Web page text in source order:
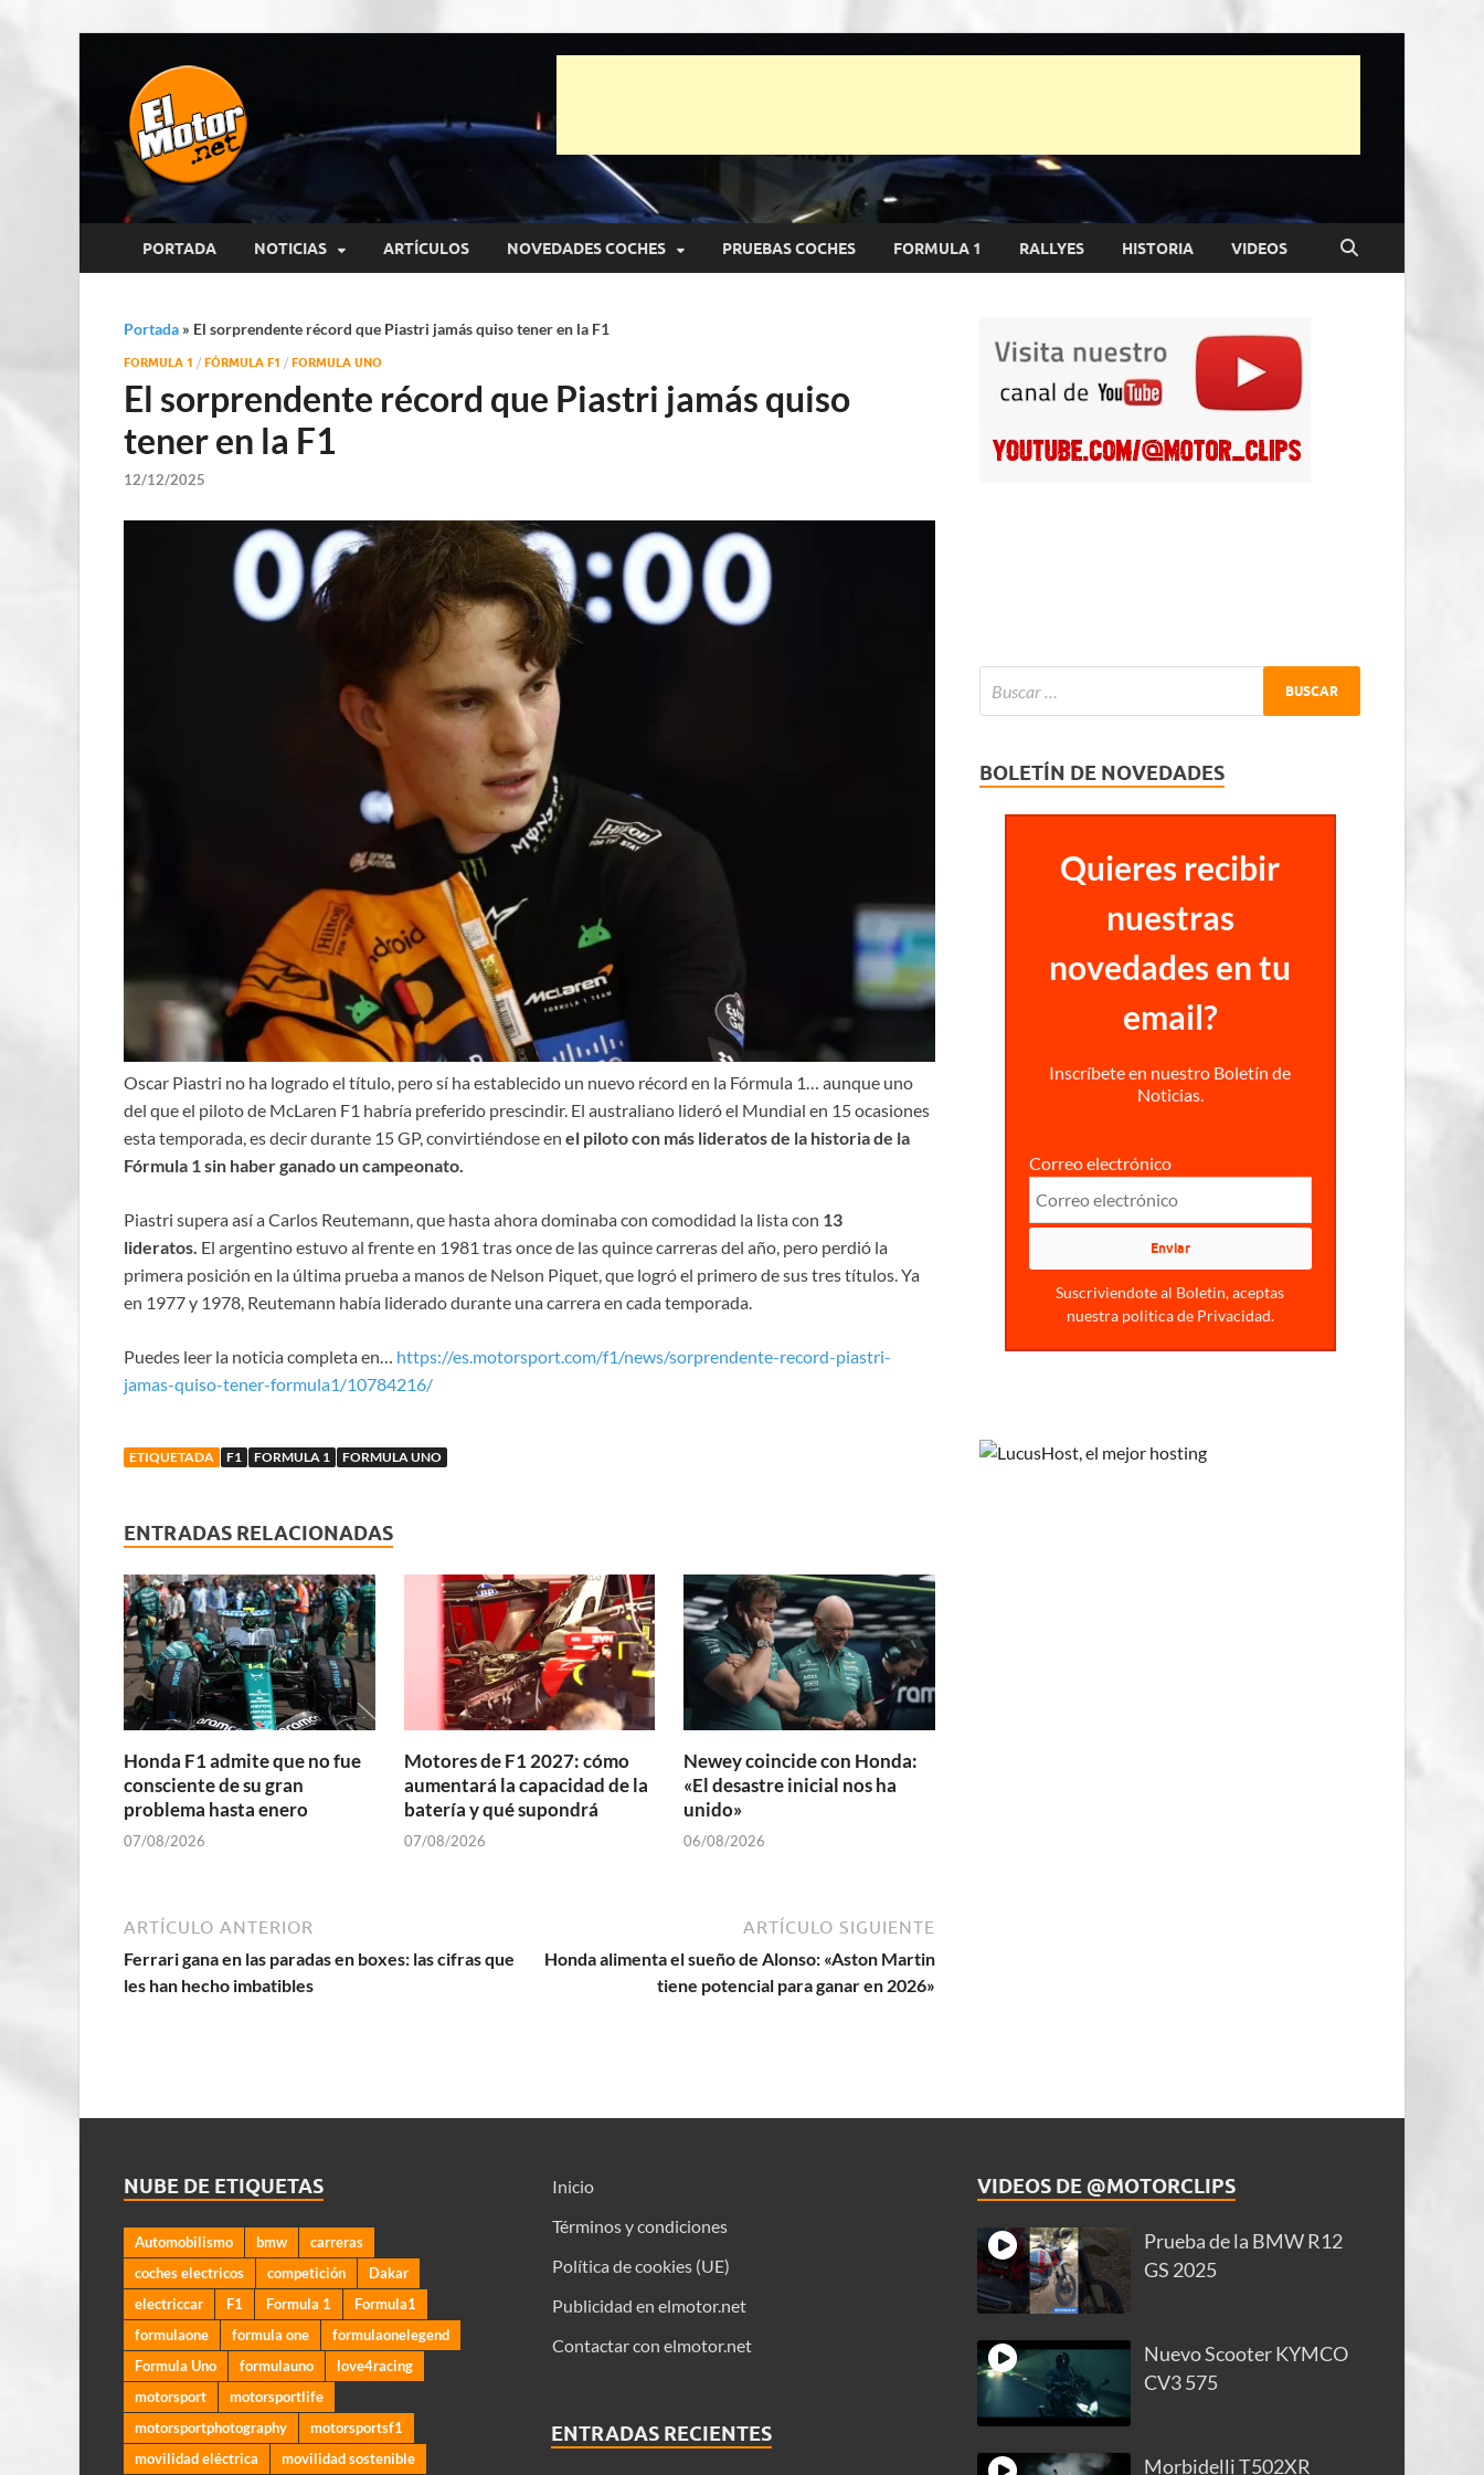
El Motor punto Net
PORTADA NOTICIAS ARTÍCULOS NOVEDADES COCHES PRUEBAS COCHES FORMULA 1 RALLYES HISTORIA VIDEOS
Portada » El sorprendente récord que Piastri jamás quiso tener en la F1
FORMULA 1 / FÓRMULA F1 / FORMULA UNO
El sorprendente récord que Piastri jamás quiso
tener en la F1
12/12/2025
Oscar Piastri no ha logrado el título, pero sí ha establecido un nuevo récord en la Fórmula 1… aunque uno
del que el piloto de McLaren F1 habría preferido prescindir. El australiano lideró el Mundial en 15 ocasiones
esta temporada, es decir durante 15 GP, convirtiéndose en el piloto con más lideratos de la historia de la
Fórmula 1 sin haber ganado un campeonato.
Piastri supera así a Carlos Reutemann, que hasta ahora dominaba con comodidad la lista con 13
lideratos. El argentino estuvo al frente en 1981 tras once de las quince carreras del año, pero perdió la
primera posición en la última prueba a manos de Nelson Piquet, que logró el primero de sus tres títulos. Ya
en 1977 y 1978, Reutemann había liderado durante una carrera en cada temporada.
Puedes leer la noticia completa en… https://es.motorsport.com/f1/news/sorprendente-record-piastri-
jamas-quiso-tener-formula1/10784216/
ETIQUETADA F1 FORMULA 1 FORMULA UNO
ENTRADAS RELACIONADAS
Honda F1 admite que no fue
consciente de su gran
problema hasta enero
07/08/2026
Motores de F1 2027: cómo
aumentará la capacidad de la
batería y qué supondrá
07/08/2026
Newey coincide con Honda:
«El desastre inicial nos ha
unido»
06/08/2026
ARTÍCULO ANTERIOR
Ferrari gana en las paradas en boxes: las cifras que
les han hecho imbatibles
ARTÍCULO SIGUIENTE
Honda alimenta el sueño de Alonso: «Aston Martin
tiene potencial para ganar en 2026»
BOLETÍN DE NOVEDADES
Quieres recibir
nuestras
novedades en tu
email?
Inscríbete en nuestro Boletín de
Noticias.
Correo electrónico
Suscriviendote al Boletin, aceptas
nuestra politica de Privacidad.
NUBE DE ETIQUETAS
Automobilismo bmw
carreras
coches electricos
competición
Dakar
electriccar
F1 Formula 1
Formula1
formulaone
formula one
formulaonelegend
Formula Uno
formulauno
love4racing
motorsport
motorsportlife
motorsportphotography
motorsportsf1
movilidad eléctrica
movilidad sostenible
Inicio
Términos y condiciones
Política de cookies (UE)
Publicidad en elmotor.net
Contactar con elmotor.net
ENTRADAS RECIENTES
VIDEOS DE @MOTORCLIPS
Prueba de la BMW R12
GS 2025
Nuevo Scooter KYMCO
CV3 575
Morbidelli T502XR